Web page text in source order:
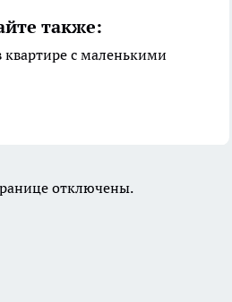
также:
с маленькими
отключены.